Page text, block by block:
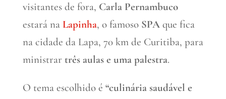
visitantes de fora, Carla Pernambuco
estará na Lapinha, o famoso SPAque fica
na cidade da Lapa, 70 km de Curitiba, para
ministrar três aulas e uma palestra.
O tema escolhido é “culinária saudável e